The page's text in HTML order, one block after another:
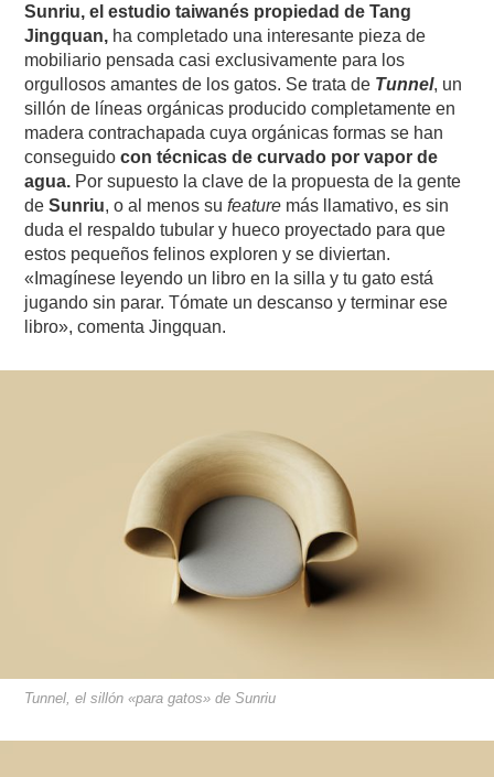
Sunriu, el estudio taiwanés propiedad de Tang
Jingquan, ha completado una interesante pieza de
mobiliario pensada casi exclusivamente para los
orgullosos amantes de los gatos. Se trata de Tunnel, un
sillón de líneas orgánicas producido completamente en
madera contrachapada cuya orgánicas formas se han
conseguidocon técnicas de curvado por vapor de
agua. Por supuesto la clave de la propuesta de la gente
deSunriu, o al menos sufeature más llamativo, es sin
duda el respaldo tubular y hueco proyectado para que
estos pequeños felinos exploren y se diviertan.
«Imagínese leyendo un libro en la silla y tu gato está
jugando sin parar. Tómate un descanso y terminar ese
libro», comenta Jingquan.
Tunnel, el sillón «para gatos» de Sunriu